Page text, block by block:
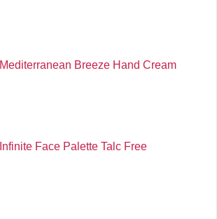
Mediterranean Breeze Hand Cream
Infinite Face Palette Talc Free